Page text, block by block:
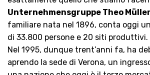
Unternehmensgruppe Theo
familiare nata nel 1896, conta oggi
di 33.800 persone e 20 siti produttivi.
Nel 1995, dunque trent’anni fa, ha
aprendo la sede di Verona, un